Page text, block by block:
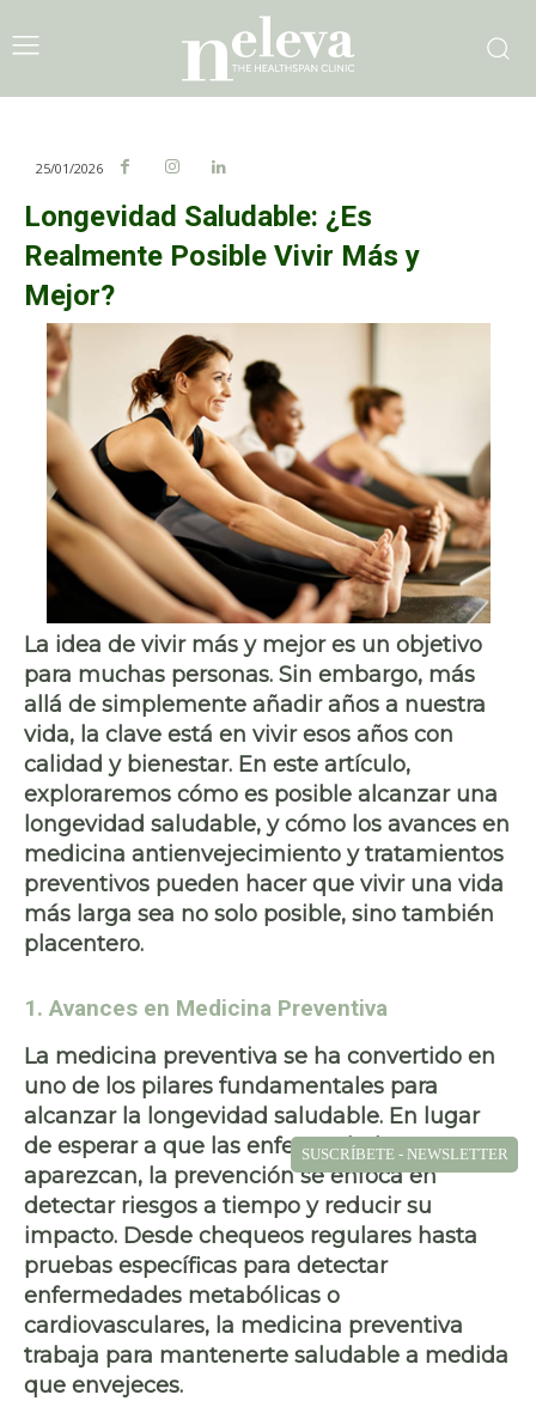
25/01/2026
Longevidad Saludable: ¿Es
Realmente Posible Vivir Más y
Mejor?
La idea de vivir más y mejores un objetivo
para muchas personas. Sin embargo, más
allá de simplemente añadir años a nuestra
vida, la clave está en vivir esos años con
calidad y bienestar. En este artículo,
exploraremos cómo es posible alcanzar una
longevidad saludable, y cómo los avances en
medicina antienvejecimiento ytratamientos
preventivos pueden hacer que vivir una vida
más larga sea no solo posible, sino también
placentero.
1. Avances en Medicina Preventiva
La medicina preventiva se ha convertido en
uno de los pilares fundamentales para
alcanzar la longevidad saludable. En lugar
de esperar a que las enfermedades
aparezcan, la prevención se enfoca en
detectar riesgos a tiempo y reducir su
impacto. Desde chequeos regulares hasta
pruebas específicas para detectar
enfermedades metabólicas o
cardiovasculares, la medicina preventiva
trabaja para mantenerte saludable a medida
que envejeces.
SUSCRÍBETE - NEWSLETTER